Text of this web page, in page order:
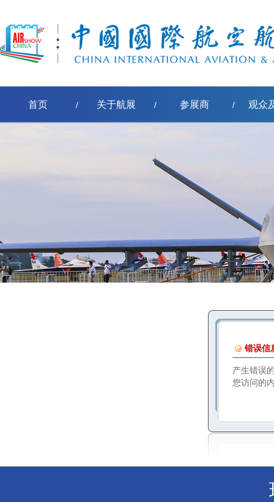
首页 / 关于航展 / 参展商 / 观众
[err:数据源标签'pe-取得节点名称'模板转换
错误信
产生错误
您访问的